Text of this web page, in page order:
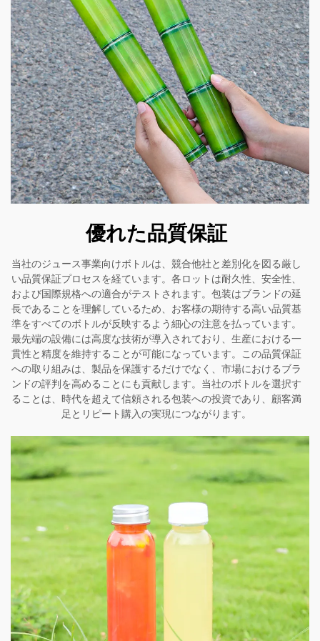
優れた品質保証
当社のジュース事業向けボトルは、競合他社と差別化を図る厳し
い品質保証プロセスを経ています。各ロットは耐久性、安全性、
および国際規格への適合がテストされます。包装はブランドの延
長であることを理解しているため、お客様の期待する高い品質基
準をすべてのボトルが反映するよう細心の注意を払っています。
最先端の設備には高度な技術が導入されており、生産における一
貫性と精度を維持することが可能になっています。この品質保証
への取り組みは、製品を保護するだけでなく、市場におけるブラ
ンドの評判を高めることにも貢献します。当社のボトルを選択す
ることは、時代を超えて信頼される包装への投資であり、顧客満
足とリピート購入の実現につながります。